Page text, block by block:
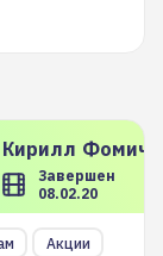
Кирилл
Завершен
08.02.20
Акции